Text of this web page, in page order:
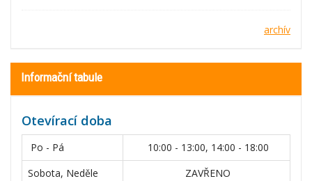
archív
Informační tabule
Otevírací doba
Po - Pá
10:00 - 13:00, 14:00 - 18:00
Sobota, Neděle
ZAVŘENO